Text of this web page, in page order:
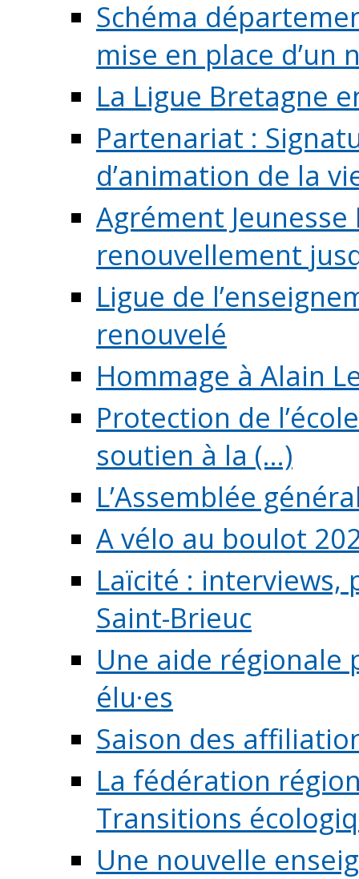
Schéma
mise en place d’un
La Ligue Bretagne
Partenariat :
d’animation de la
Agrément
renouvellement
Ligue de
renouvelé
Hommage à Alain
Protection de
soutien à la (...)
L’Assemblée
A vélo au boulot
Laïcité :
Saint-Brieuc
Une aide régionale
élu·es
Saison des
La fédération
Transitions
Une nouvelle